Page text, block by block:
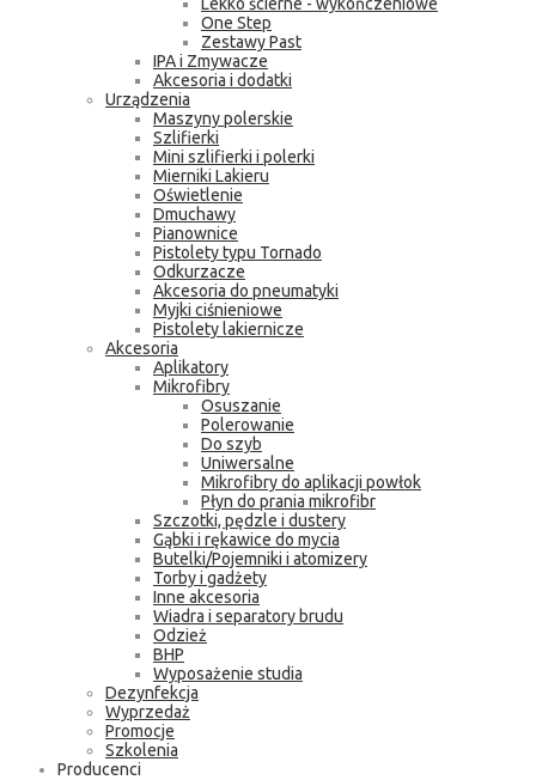
One Step
Zestawy Past
IPA i Zmywacze
Akcesoria i dodatki
Urządzenia
Maszyny polerskie
Szlifierki
Mini szlifierki i polerki
Mierniki Lakieru
Oświetlenie
Dmuchawy
Pianownice
Pistolety typu Tornado
Odkurzacze
Akcesoria do pneumatyki
Myjki ciśnieniowe
Pistolety lakiernicze
Akcesoria
Aplikatory
Mikrofibry
Osuszanie
Polerowanie
Do szyb
Uniwersalne
Mikrofibry do aplikacji powłok
Płyn do prania mikrofibr
Szczotki, pędzle i dustery
Gąbki i rękawice do mycia
Butelki/Pojemniki i atomizery
Torby i gadżety
Inne akcesoria
Wiadra i separatory brudu
Odzież
BHP
Wyposażenie studia
Dezynfekcja
Wyprzedaż
Promocje
Szkolenia
Producenci